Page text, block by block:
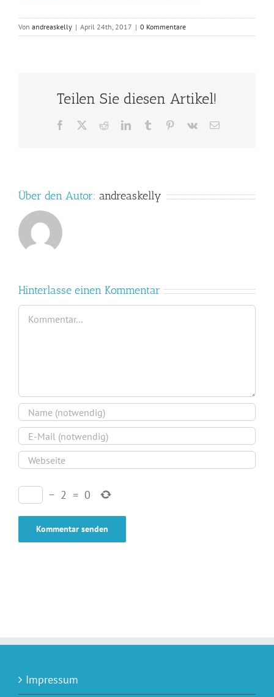
Von andreaskelly | April 24th, 2017 | 0 Kommentare
Teilen Sie diesen Artikel!
Facebook RedditLinkedInTumblr Pinterest
Vk
E-
Über den Autor: andreaskelly
Hinterlasse einen Kommentar
Kommentar
− 2 = 0
Impressum